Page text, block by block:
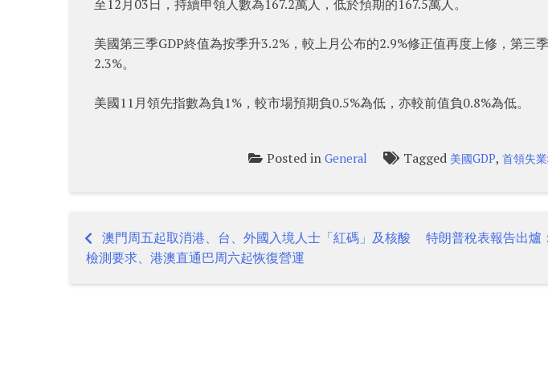
至12月03日，持續申領人數為167.2萬人，低於預期的167.5萬人。
美國第三季GDP終值為按季升3.2%，較上月公布的2.9%修正值再度上修，第三
2.3%。
美國11月領先指數為負1%，較市場預期負0.5%為低，亦較前值負0.8%為低。
Posted in General Tagged 美國GDP, 首領失
Post
navigation
澳門周五起取消港、台、外國入境人士「紅碼」及核酸
檢測要求、港澳直通巴周六起恢復營運
特朗普稅表報告出